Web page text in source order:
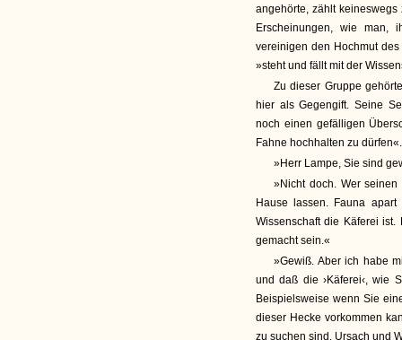
angehörte, zählt
Erscheinungen, wie man,
vereinigen den Hochmut
»steht und fällt mit der
Zu dieser Gruppe
hier als Gegengift. Seine
noch einen gefälligen
Fahne hochhalten zu
»Herr Lampe, Sie sind
»Nicht doch. Wer
Hause lassen. Fauna
Wissenschaft die Käferei
gemacht sein.«
»Gewiß. Aber ich habe
und daß die ›Käferei‹, wie
Beispielsweise wenn Sie
dieser Hecke vorkommen
zu suchen sind. Ursach und